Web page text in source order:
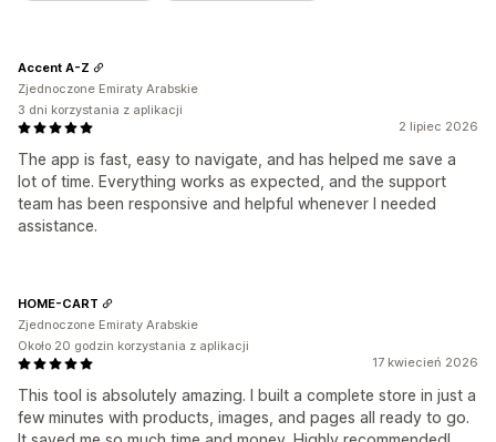
2 lipiec 2026
The app is fast, easy to navigate, and has helped me save a
lot of time. Everything works as expected, and the support
team has been responsive and helpful whenever I needed
assistance.
Accent A-Z
Zjednoczone Emiraty Arabskie
3 dni korzystania z aplikacji
17 kwiecień 2026
This tool is absolutely amazing. I built a complete store in just a
few minutes with products, images, and pages all ready to go.
HOME-CART
Zjednoczone Emiraty Arabskie
Około 20 godzin korzystania z aplikacji